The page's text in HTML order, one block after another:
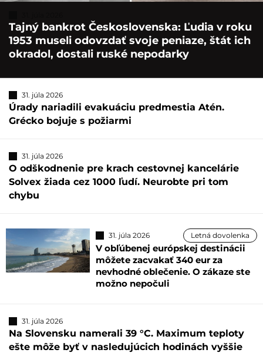
Tajný bankrot Československa: Ľudia v roku
1953 museli odovzdať svoje peniaze, štát ich
okradol, dostali ruské nepodarky
31. júla 2026
Úrady nariadili evakuáciu predmestia Atén.
Grécko bojuje s požiarmi
31. júla 2026
O odškodnenie pre krach cestovnej kancelárie
Solvex žiada cez 1000 ľudí. Neurobte pri tom
chybu
31. júla 2026 Letná dovolenka
V obľúbenej európskej destinácii
môžete zacvakať 340 eur za
nevhodné oblečenie. O zákaze ste
možno nepočuli
31. júla 2026
Na Slovensku namerali 39 °C. Maximum teploty
ešte môže byť v nasledujúcich hodinách vyššie